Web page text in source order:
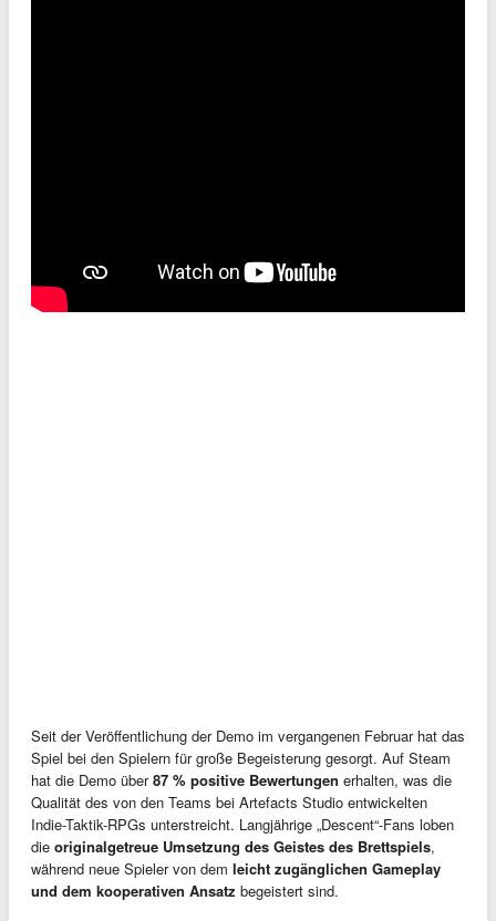
Seit der Veröffentlichung der Demo im vergangenen Februar hat das
Spiel bei den Spielern für große Begeisterung gesorgt. Auf Steam
hat die Demo über87 % positive Bewertungen erhalten, was die
Qualität des von den Teams bei Artefacts Studio entwickelten
Indie-Taktik-RPGs unterstreicht. Langjährige „Descent“-Fans loben
die originalgetreue Umsetzung des Geistes des Brettspiels,
während neue Spieler von dem leicht zugänglichen Gameplay
und dem kooperativen Ansatz begeistert sind.